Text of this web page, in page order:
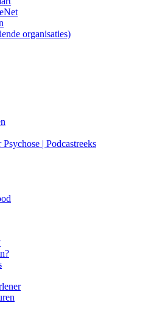
organisaties)
| Podcastreeks